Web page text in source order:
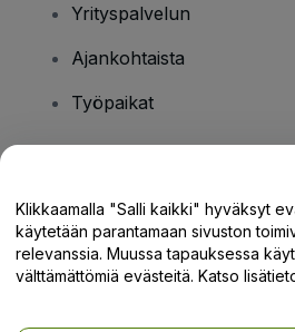
Yrityspalvelun
Ajankohtaista
Työpaikat
Tukikeskus / Ota meihin
Klikkaamalla "Salli kaikki" hyväksyt
käytetään parantamaan sivuston
relevanssia. Muussa tapauksessa
välttämättömiä evästeitä. Katso